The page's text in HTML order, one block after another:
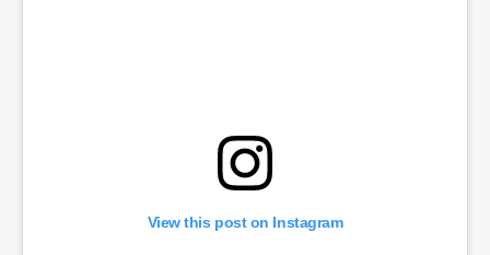
View this post on Instagram